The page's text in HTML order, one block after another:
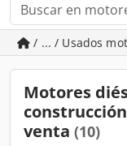
/ ... / Usados
Motores
venta (10)